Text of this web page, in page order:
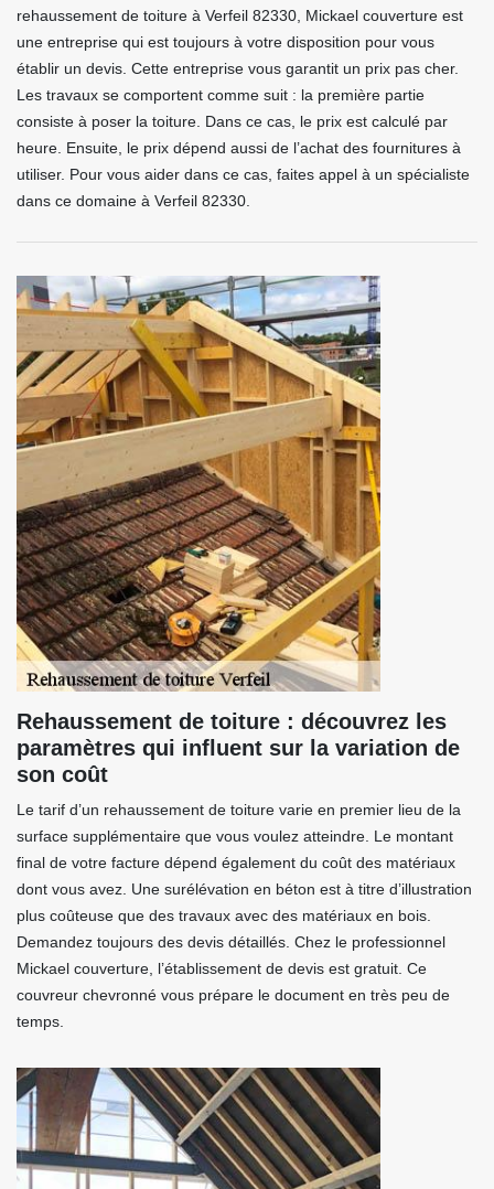
rehaussement de toiture à Verfeil 82330, Mickael couverture est
une entreprise qui est toujours à votre disposition pour vous
établir un devis. Cette entreprise vous garantit un prix pas cher.
Les travaux se comportent comme suit : la première partie
consiste à poser la toiture. Dans ce cas, le prix est calculé par
heure. Ensuite, le prix dépend aussi de l’achat des fournitures à
utiliser. Pour vous aider dans ce cas, faites appel à un spécialiste
dans ce domaine à Verfeil 82330.
Rehaussement de toiture : découvrez les
paramètres qui influent sur la variation de
son coût
Le tarif d’un rehaussement de toiture varie en premier lieu de la
surface supplémentaire que vous voulez atteindre. Le montant
final de votre facture dépend également du coût des matériaux
dont vous avez. Une surélévation en béton est à titre d’illustration
plus coûteuse que des travaux avec des matériaux en bois.
Demandez toujours des devis détaillés. Chez le professionnel
Mickael couverture, l’établissement de devis est gratuit. Ce
couvreur chevronné vous prépare le document en très peu de
temps.